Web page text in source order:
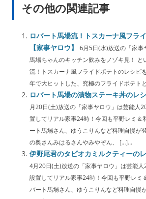
その他の関連記事
ロバート馬場流！トスカーナ風フラ
【家事ヤロウ】
6月5日(水)放送の「家事
馬場ちゃんのキッチン飲みをノゾキ見！ と
流！トスカーナ風フライドポテトのレシピ
年で大ヒットした、究極のフライドポテト
ロバート馬場の漬物ステーキ丼のレ
月20日(土)放送の「家事ヤロウ」は芸能人
置してリアル家事24時！今回も平野レミ＆
ート馬場さん、ゆうこりんなど料理自慢が
の奥さんみはるさんやみやぞん、 […]...
伊野尾君のタピオカミルクティーの
4月20日(土)放送の「家事ヤロウ」は芸能
設置してリアル家事24時！今回も平野レミ
バート馬場さん、ゆうこりんなど料理自慢